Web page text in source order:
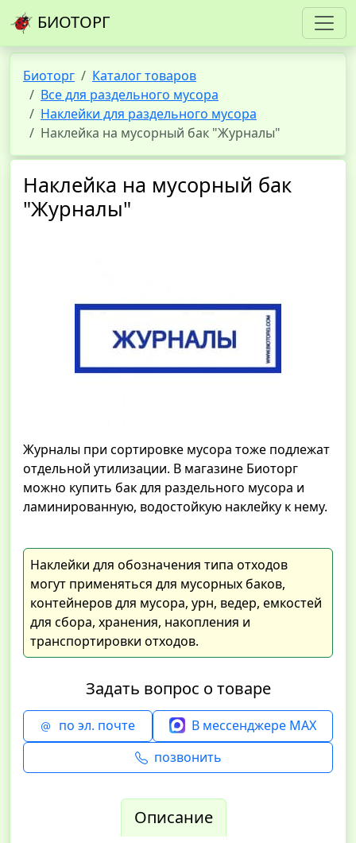
БИОТОРГ
Биоторг
Каталог товаров
Все для раздельного мусора
Наклейки для раздельного мусора
Наклейка на мусорный бак "Журналы"
Наклейка на мусорный бак
"Журналы"
Журналы при сортировке мусора тоже подлежат
отдельной утилизации. В магазине Биоторг
можно купить бак для раздельного мусора и
ламинированную, водостойкую наклейку к нему.
Наклейки для обозначения типа отходов
могут применяться для мусорных баков,
контейнеров для мусора, урн, ведер, емкостей
для сбора, хранения, накопления и
транспортировки отходов.
Задать вопрос о товаре
по эл. почте
В мессенджере MAX
позвонить
Описание